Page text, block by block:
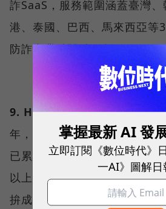
詐SaaS，服務範圍涵蓋臺灣
港、泰國、巴西、馬來西亞等
防詐產業鏈關鍵要角。
9. Hahow（思哈股份有限公
年，為臺灣最大、領域最多元
已累積近百萬會員、超過700
以上課程，年營收較設立以來
拚成為教育界的Netflix。
掌握最新 AI 發
立即訂閱《數位時代》
一AI》圖解日